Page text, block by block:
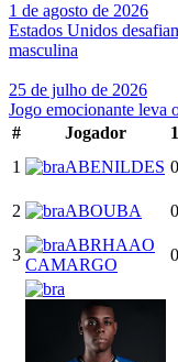
1 de agosto de 2026
Estados Unidos
masculina
25 de julho de 2026
Jogo emocionante leva
#
Jogador 1
1
ABENILDES 0
2 ABOUBA 0
3
ABRHAAO
CAMARGO
0